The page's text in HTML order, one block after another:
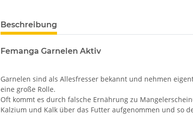
Beschreibung
Femanga Garnelen Aktiv
Garnelen sind als Allesfresser bekannt und nehmen
eine große Rolle.
Oft kommt es durch falsche Ernährung zu
Kalzium und Kalk über das Futter aufgenommen und so